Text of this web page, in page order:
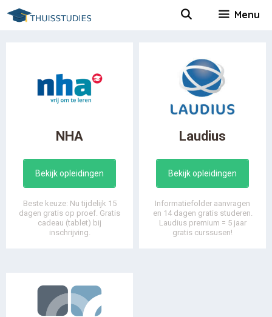
Spring
naar
Menu
NHA
Bekijk opleidingen
Beste keuze: Nu tijdelijk 15
dagen gratis op proef. Gratis
cadeau (tablet) bij
inschrijving.
Laudius
Bekijk opleidingen
Informatiefolder aanvragen
en 14 dagen gratis studeren.
Laudius premium = 5 jaar
gratis curssusen!